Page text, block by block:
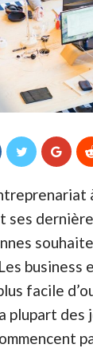
ses
business
facile
plupart des